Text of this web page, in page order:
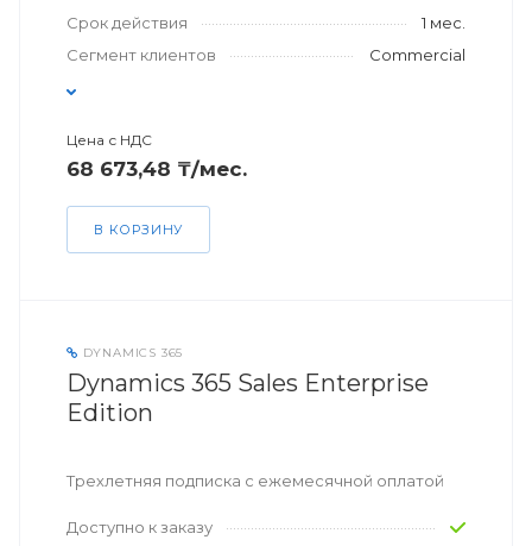
Срок действия
1 мес.
Сегмент клиентов
Commercial
Цена с НДС
68 673,48 ₸/мес.
В КОРЗИНУ
DYNAMICS 365
Dynamics 365 Sales Enterprise
Edition
Трехлетняя подписка с ежемесячной оплатой
Доступно к заказу